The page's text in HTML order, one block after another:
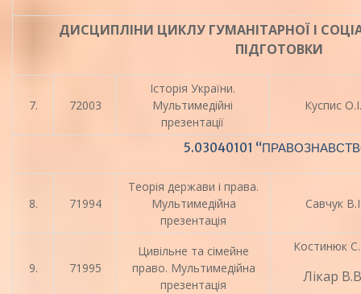
ДИСЦИПЛІНИ ЦИКЛУ ГУМАНІТАРНОЇ І
ПІДГОТОВКИ
7. 72003
Історія України.
Мультимедійні
презентації
Куспис О.І.
5.03040101
8. 71994
Теорія держави і права.
Мультимедійна
презентація
Савчук
9. 71995
Цивільне та сімейне
право. Мультимедійна
презентація
Костинюк
Лікар